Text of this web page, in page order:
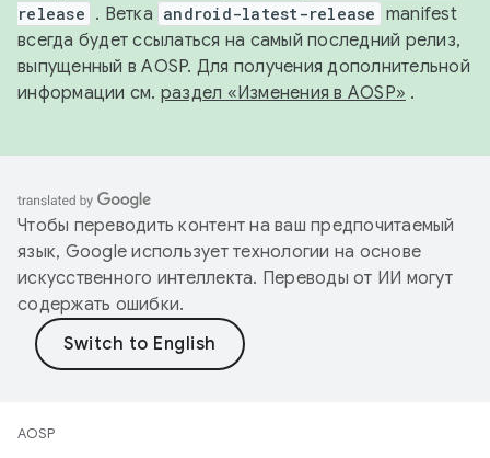
release . Ветка android-latest-release manifest
всегда будет ссылаться на самый последний релиз,
выпущенный в AOSP. Для получения дополнительной
информации см. раздел «Изменения в AOSP» .
Чтобы переводить контент на ваш предпочитаемый
язык, Google использует технологии на основе
искусственного интеллекта. Переводы от ИИ могут
содержать ошибки.
AOSP